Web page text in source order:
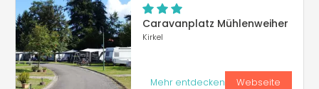
Caravanplatz Mühlenweiher
Kirkel
Mehr entdecken Webseite